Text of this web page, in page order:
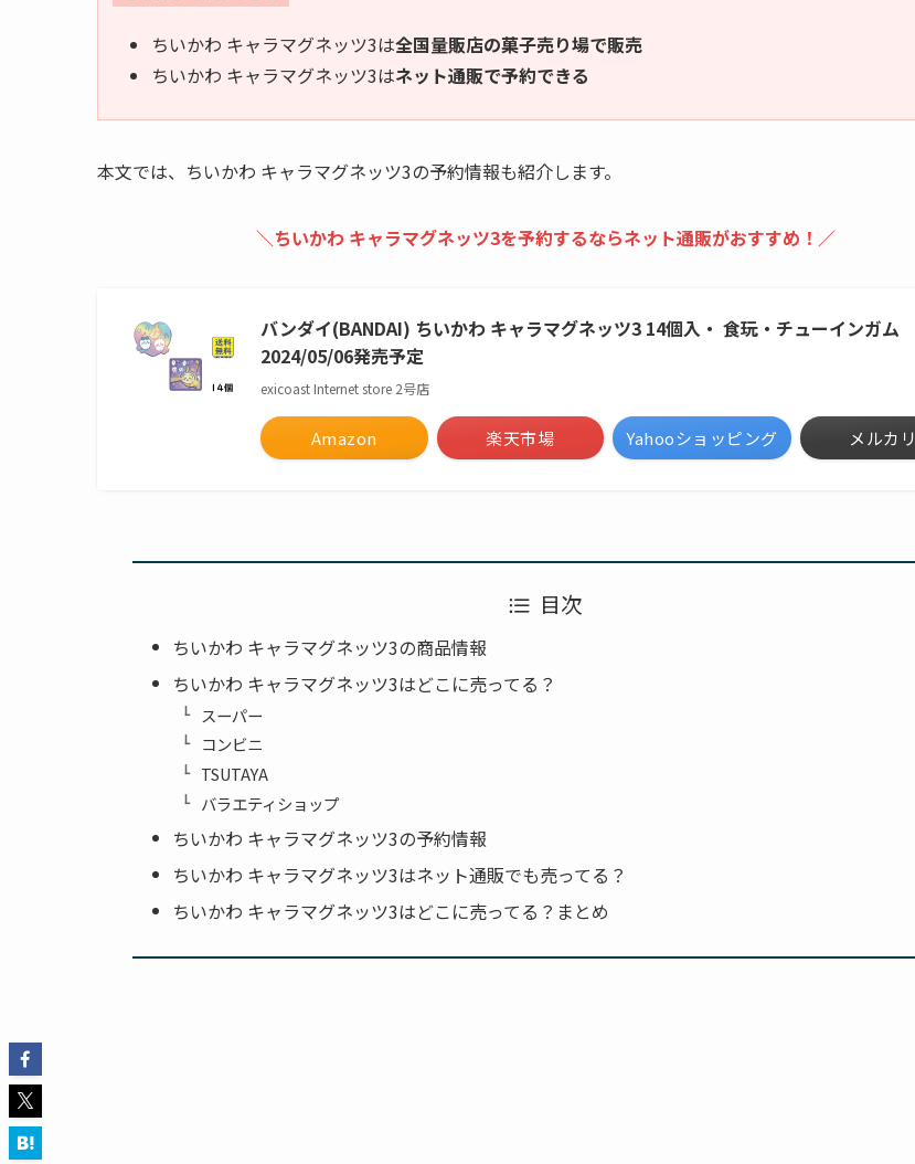
ちいかわ キャラマグネッツ3は全国量販店の菓子売り場で販売
ちいかわ キャラマグネッツ3はネット通販で予約できる
本文では、ちいかわ キャラマグネッツ3の予約情報も紹介します。
＼ちいかわ キャラマグネッツ3を予約するならネット通販がおすすめ！／
バンダイ(BANDAI) ちいかわ キャラマグネッツ3 14個入・ 食玩・チューインガム
2024/05/06発売予定
exicoast Internet store 2号店
Amazon 楽天市場 Yahooショッピング メルカリ
目次
ちいかわ キャラマグネッツ3の商品情報
ちいかわ キャラマグネッツ3はどこに売ってる？
スーパー
コンビニ
TSUTAYA
バラエティショップ
ちいかわ キャラマグネッツ3の予約情報
ちいかわ キャラマグネッツ3はネット通販でも売ってる？
ちいかわ キャラマグネッツ3はどこに売ってる？まとめ